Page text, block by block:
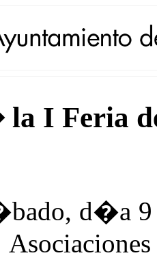
I Feria
d�a